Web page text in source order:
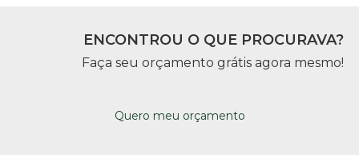
ENCONTROU O QUE PROCURAVA?
Faça seu orçamento grátis agora mesmo!
Quero meu orçamento